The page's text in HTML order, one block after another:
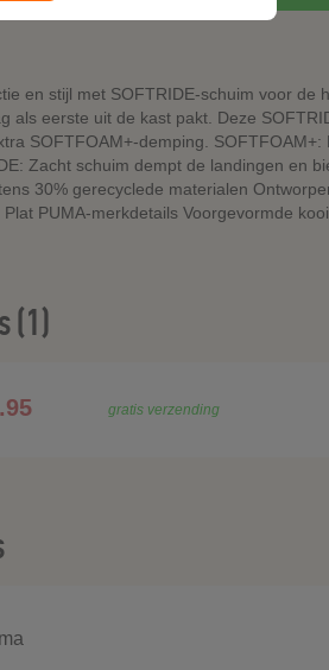
en stijl met SOFTRIDE-schuim voor de
als eerste uit de kast pakt. Deze
SOFTFOAM+-demping.
Zacht schuim dempt de landingen en
30% gerecyclede materialen
PUMA-merkdetails Voorgevormde
(1)
gratis verzending